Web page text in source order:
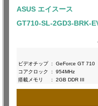
ASUS エイスース
GT710-SL-2GD3-BRK-
ビデオチップ :
GeForce GT 710
コアクロック
:
954MHz
搭載メモリ
: 2GB DDR III